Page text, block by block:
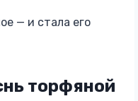
— и стала его
торфяной